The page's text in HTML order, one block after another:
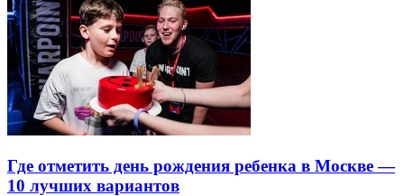
Где отметить день рождения ребенка в Москве —
10 лучших вариантов